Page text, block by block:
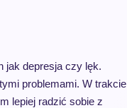
jak depresja czy lęk.
problemami. W trakcie
lepiej radzić sobie z